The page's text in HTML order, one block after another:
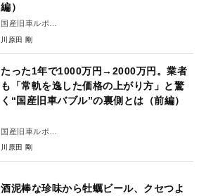
編）
国産旧車ルポ
「旧車狂想曲」後編
川原田 剛
たった1年で1000万円→2000万円。業者
も「常軌を逸した価格の上がり方」と驚
く“国産旧車バブル”の裏側とは（前編）
国産旧車ルポ
「旧車狂想曲」前編
川原田 剛
酒泥棒な珍味から牡蠣ビール、クセつよ